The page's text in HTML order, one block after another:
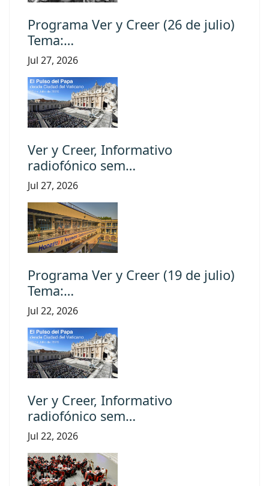
Programa Ver y Creer (26 de julio)
Tema:…
Jul 27, 2026
Ver y Creer, Informativo
radiofónico sem…
Jul 27, 2026
Programa Ver y Creer (19 de julio)
Tema:…
Jul 22, 2026
Ver y Creer, Informativo
radiofónico sem…
Jul 22, 2026